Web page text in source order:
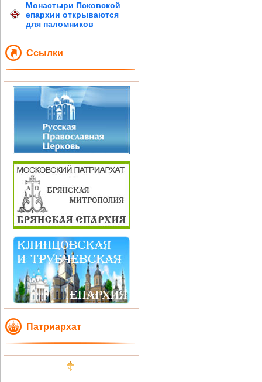
Монастыри Псковской
епархии открываются
для паломников
Ссылки
Патриархат